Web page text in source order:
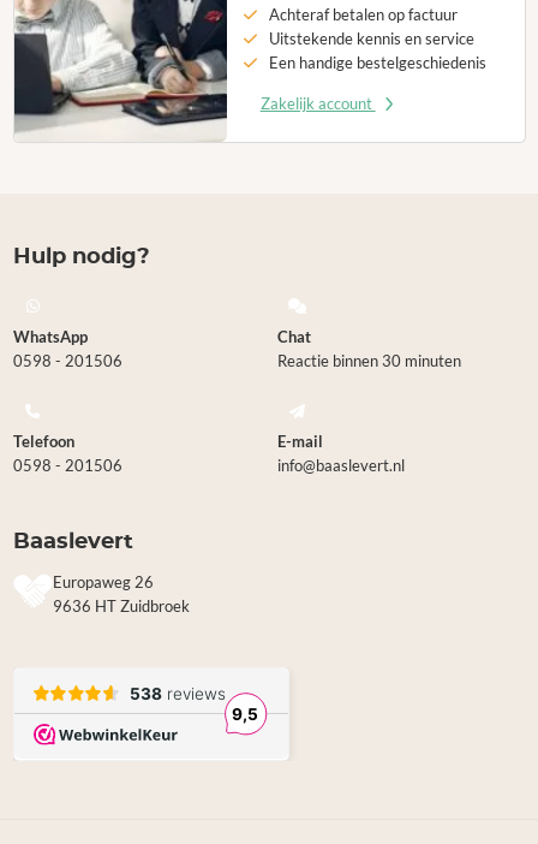
Achteraf betalen op factuur
Uitstekende kennis en service
Een handige bestelgeschiedenis
Zakelijk account
Hulp nodig?
WhatsApp
0598 - 201506
Chat
Reactie binnen 30 minuten
Telefoon
0598 - 201506
E-mail
info@baaslevert.nl
Baaslevert
Europaweg 26
9636 HT Zuidbroek